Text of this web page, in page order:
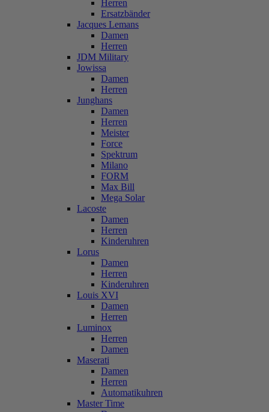
Herren
Ersatzbänder
Jacques Lemans
Damen
Herren
JDM Military
Jowissa
Damen
Herren
Junghans
Damen
Herren
Meister
Force
Spektrum
Milano
FORM
Max Bill
Mega Solar
Lacoste
Damen
Herren
Kinderuhren
Lorus
Damen
Herren
Kinderuhren
Louis XVI
Damen
Herren
Luminox
Herren
Damen
Maserati
Damen
Herren
Automatikuhren
Master Time